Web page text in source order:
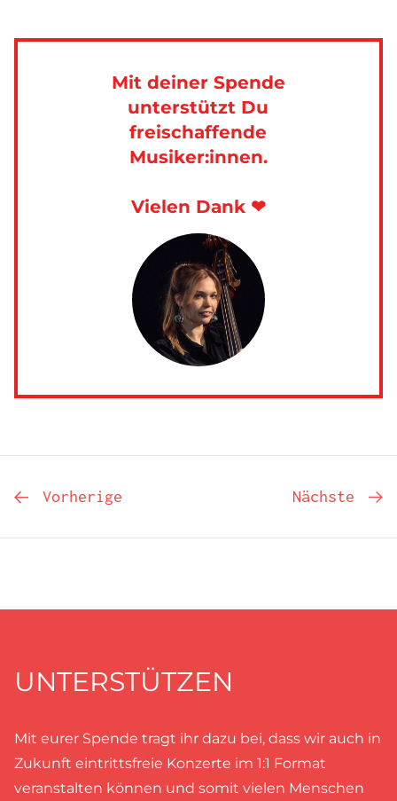
Mit deiner Spende
unterstützt Du
freischaffende
Musiker:innen.
Vielen Dank ❤
Vorherige Nächste
UNTERSTÜTZEN
Mit eurer Spende tragt ihr dazu bei, dass wir auch in
Zukunft eintrittsfreie Konzerte im 1:1 Format
veranstalten können und somit vielen Menschen